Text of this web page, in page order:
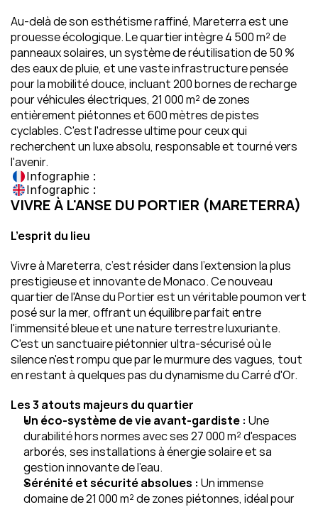
Au-delà de son esthétisme raffiné, Mareterra est une
prouesse écologique. Le quartier intègre 4 500 m² de
panneaux solaires, un système de réutilisation de 50 %
des eaux de pluie, et une vaste infrastructure pensée
pour la mobilité douce, incluant 200 bornes de recharge
pour véhicules électriques, 21 000 m² de zones
entièrement piétonnes et 600 mètres de pistes
cyclables. C'est l'adresse ultime pour ceux qui
recherchent un luxe absolu, responsable et tourné vers
l'avenir.
Infographie :
Infographic :
VIVRE À L'ANSE DU PORTIER (MARETERRA)
L’esprit du lieu
Vivre à Mareterra, c’est résider dans l'extension la plus
prestigieuse et innovante de Monaco. Ce nouveau
quartier de l'Anse du Portier est un véritable poumon vert
posé sur la mer, offrant un équilibre parfait entre
l'immensité bleue et une nature terrestre luxuriante.
C'est un sanctuaire piétonnier ultra-sécurisé où le
silence n'est rompu que par le murmure des vagues, tout
en restant à quelques pas du dynamisme du Carré d'Or.
Les 3 atouts majeurs du quartier
Un éco-système de vie avant-gardiste : Une
durabilité hors normes avec ses 27 000 m² d'espaces
arborés, ses installations à énergie solaire et sa
gestion innovante de l'eau.
Sérénité et sécurité absolues : Un immense
domaine de 21 000 m² de zones piétonnes, idéal pour